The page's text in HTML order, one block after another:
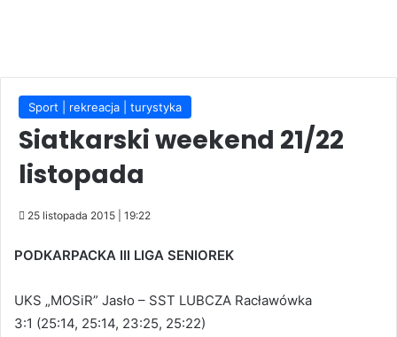
Sport | rekreacja | turystyka
Siatkarski weekend 21/22
listopada
25 listopada 2015 | 19:22
PODKARPACKA III LIGA SENIOREK
UKS „MOSiR” Jasło – SST LUBCZA Racławówka
3:1 (25:14, 25:14, 23:25, 25:22)